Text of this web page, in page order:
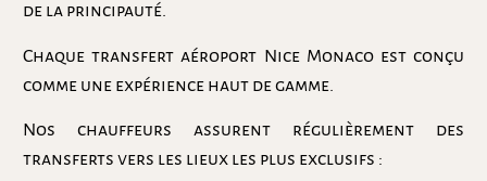
de la principauté.
Chaque transfert aéroport Nice Monaco est conçu
comme une expérience haut de gamme.
Nos chauffeurs assurent régulièrement des
transferts vers les lieux les plus exclusifs :